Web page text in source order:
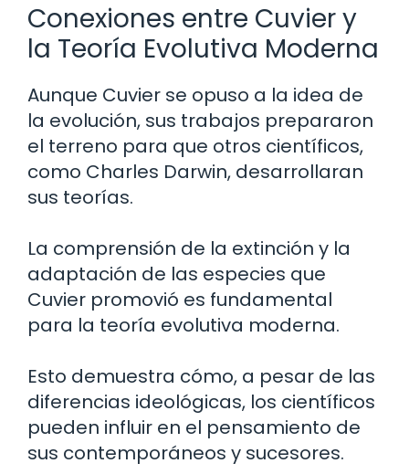
Conexiones entre Cuvier y
la Teoría Evolutiva Moderna
Aunque Cuvier se opuso a la idea de
la evolución, sus trabajos prepararon
el terreno para que otros científicos,
como Charles Darwin, desarrollaran
sus teorías.
La comprensión de la extinción y la
adaptación de las especies que
Cuvier promovió es fundamental
para la teoría evolutiva moderna.
Esto demuestra cómo, a pesar de las
diferencias ideológicas, los científicos
pueden influir en el pensamiento de
sus contemporáneos y sucesores.